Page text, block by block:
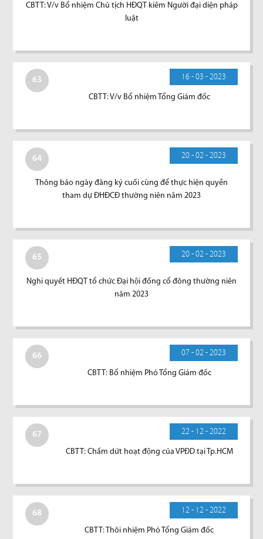
CBTT: V/v Bổ nhiệm Chủ tịch HĐQT kiêm Người đại diện pháp
luật
63 16 - 03 - 2023
CBTT: V/v Bổ nhiệm Tổng Giám đốc
64 20 - 02 - 2023
Thông báo ngày đăng ký cuối cùng để thực hiện quyền
tham dự ĐHĐCĐ thường niên năm 2023
65 20 - 02 - 2023
Nghi quyết HĐQT tổ chức Đại hội đồng cổ đông thường niên
năm 2023
66 07 - 02 - 2023
CBTT: Bổ nhiệm Phó Tổng Giám đốc
67 22 - 12 - 2022
CBTT: Chấm dứt hoạt động của VPĐD tại Tp.HCM
68 12 - 12 - 2022
CBTT: Thôi nhiệm Phó Tổng Giám đốc